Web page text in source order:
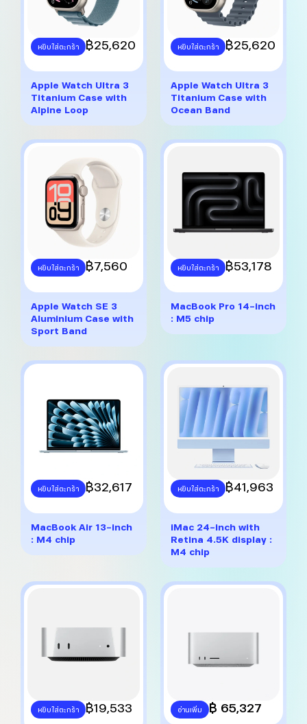
หยิบใส่ตะกร้า
This
has
multiple
variants.
The
be
chosen
on
the
product
page
฿25,620
Apple Watch Ultra 3
Titanium Case with
Alpine Loop
หยิบใส่ตะกร้า
This
has
multiple
variants.
The
be
on
the
product
page
฿25,620
Apple Watch Ultra 3
Titanium Case with
Ocean Band
หยิบใส่ตะกร้า
This
has
multiple
variants.
The
be
the
product
page
฿7,560
Apple Watch SE 3
Aluminium Case with
Sport Band
หยิบใส่ตะกร้า
This
has
multiple
be
on
the
product
page
฿53,178
MacBook Pro 14-inch
: M5 chip
หยิบใส่ตะกร้า
This
has
multiple
be
the
product
page
฿32,617
MacBook Air 13-inch
: M4 chip
หยิบใส่ตะกร้า
This
has
multiple
variants.
be
page
฿41,963
iMac 24-inch with
Retina 4.5K display :
M4 chip
หยิบใส่ตะกร้า
This
฿19,533 อ่านเพิ่ม ฿ 65,327